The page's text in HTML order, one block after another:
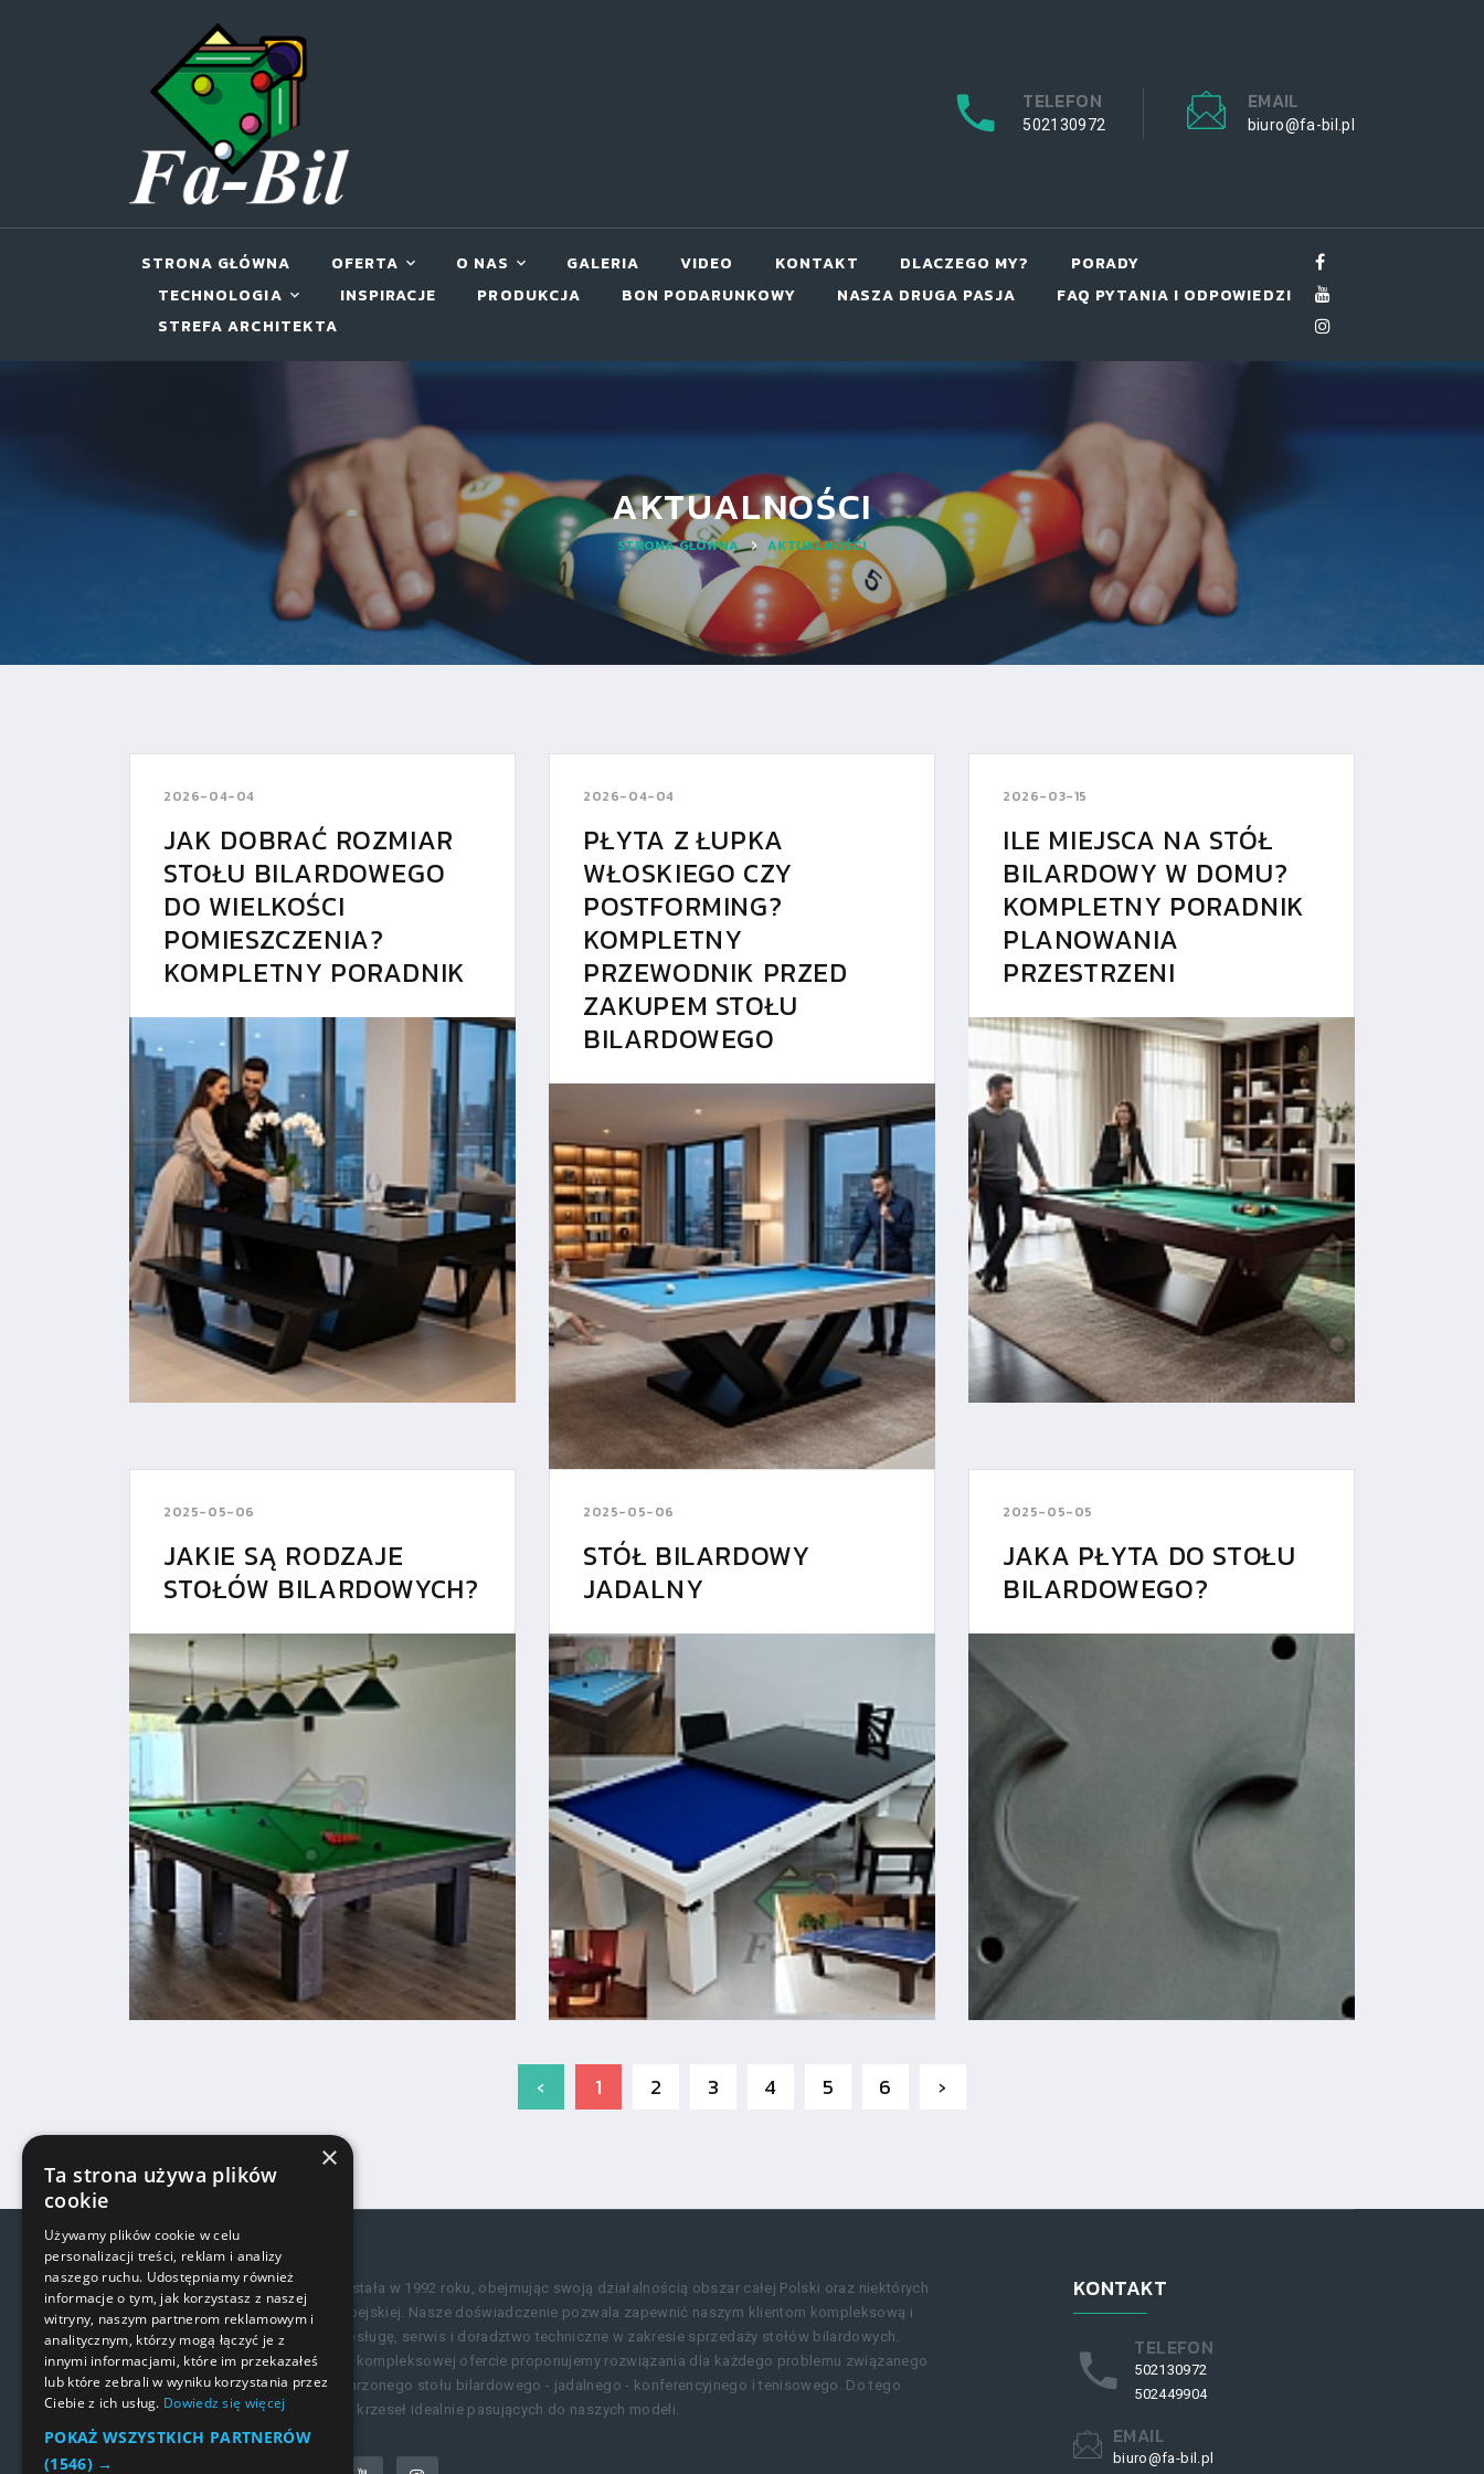
TELEFON
502130972
EMAIL
biuro@fa-bil.pl
STRONA GŁÓWNA OFERTA O NAS GALERIA VIDEO KONTAKT DLACZEGO MY?
PORADY
TECHNOLOGIA
INSPIRACJE PRODUKCJA BON PODARUNKOWY NASZA DRUGA PASJA
FAQ PYTANIA I ODPOWIEDZI
STREFA ARCHITEKTA
AKTUALNOŚCI
STRONA GŁÓWNA AKTUALNOŚCI
2026-04-04
JAK DOBRAĆ ROZMIAR
STOŁU BILARDOWEGO
DO WIELKOŚCI
POMIESZCZENIA?
KOMPLETNY PORADNIK
2026-04-04
PŁYTA Z ŁUPKA
WŁOSKIEGO CZY
POSTFORMING?
KOMPLETNY
PRZEWODNIK PRZED
ZAKUPEM STOŁU
BILARDOWEGO
2026-03-15
ILE MIEJSCA NA STÓŁ
BILARDOWY W DOMU?
KOMPLETNY PORADNIK
PLANOWANIA
PRZESTRZENI
2025-05-06
JAKIE SĄ RODZAJE
STOŁÓW BILARDOWYCH?
2025-05-06
STÓŁ BILARDOWY
JADALNY
2025-05-05
JAKA PŁYTA DO STOŁU
BILARDOWEGO?
‹ 1 2 3 4 5 6 ›
Firma Fa-Bil powstała w 1992 roku, obejmując swoją działalnością obszar całej Polski oraz niektórych
krajów Unii Europejskiej. Nasze doświadczenie pozwala zapewnić naszym klientom kompleksową i
profesjonalną obsługę, serwis i doradztwo techniczne w zakresie sprzedaży stołów bilardowych.
Dzięki unikalnej i kompleksowej ofercie proponujemy rozwiązania dla każdego problemu związanego
z wyborem wymarzonego stołu bilardowego - jadalnego - konferencyjnego i tenisowego. Do tego
dochodzi ogrom krzeseł idealnie pasujących do naszych modeli.
KONTAKT
TELEFON
502130972
502449904
EMAIL
biuro@fa-bil.pl
×
Ta strona używa plików
cookie
Używamy plików cookie w celu
personalizacji treści, reklam i analizy
naszego ruchu. Udostępniamy również
informacje o tym, jak korzystasz z naszej
witryny, naszym partnerom reklamowym i
analitycznym, którzy mogą łączyć je z
innymi informacjami, które im przekazałeś
lub które zebrali w wyniku korzystania przez
Ciebie z ich usług. Dowiedz się więcej
POKAŻ WSZYSTKICH PARTNERÓW
(1546) →